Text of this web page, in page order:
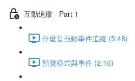
互動追蹤 - Part 1
什麼是自動事件追蹤 (5:48)
預覽模式與事件 (2:16)